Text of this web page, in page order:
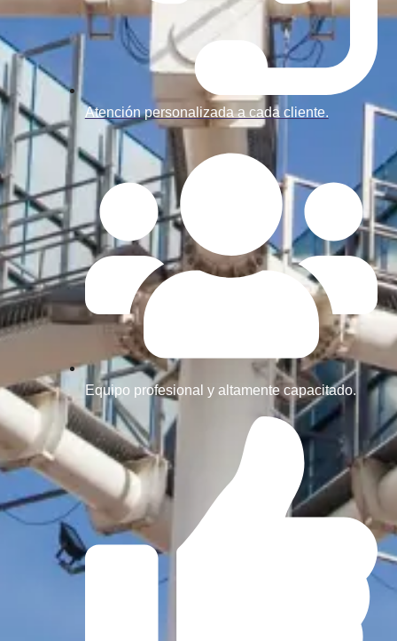
Atención personalizada a cada cliente.
Equipo profesional y altamente capacitado.